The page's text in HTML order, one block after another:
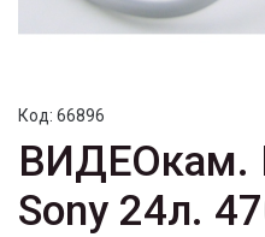
Код: 66896
ВИДЕОкам.
Sony 24л.